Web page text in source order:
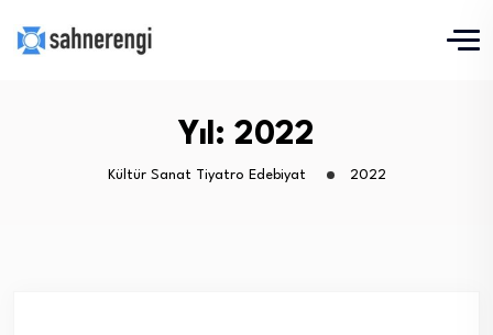
Yıl: 2022
Kültür Sanat Tiyatro Edebiyat 2022